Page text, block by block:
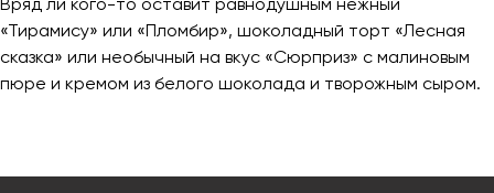
Вряд ли кого-то оставит равнодушным нежный
«Тирамису» или «Пломбир», шоколадный торт «Лесная
сказка» или необычный на вкус «Сюрприз» с малиновым
пюре и кремом из белого шоколада и творожным сыром.